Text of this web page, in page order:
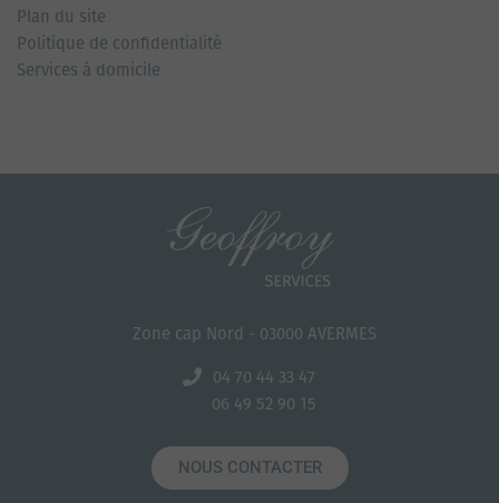
Plan du site
Politique de confidentialité
Services à domicile
Zone cap Nord - 03000 AVERMES
04 70 44 33 47
06 49 52 90 15
NOUS CONTACTER